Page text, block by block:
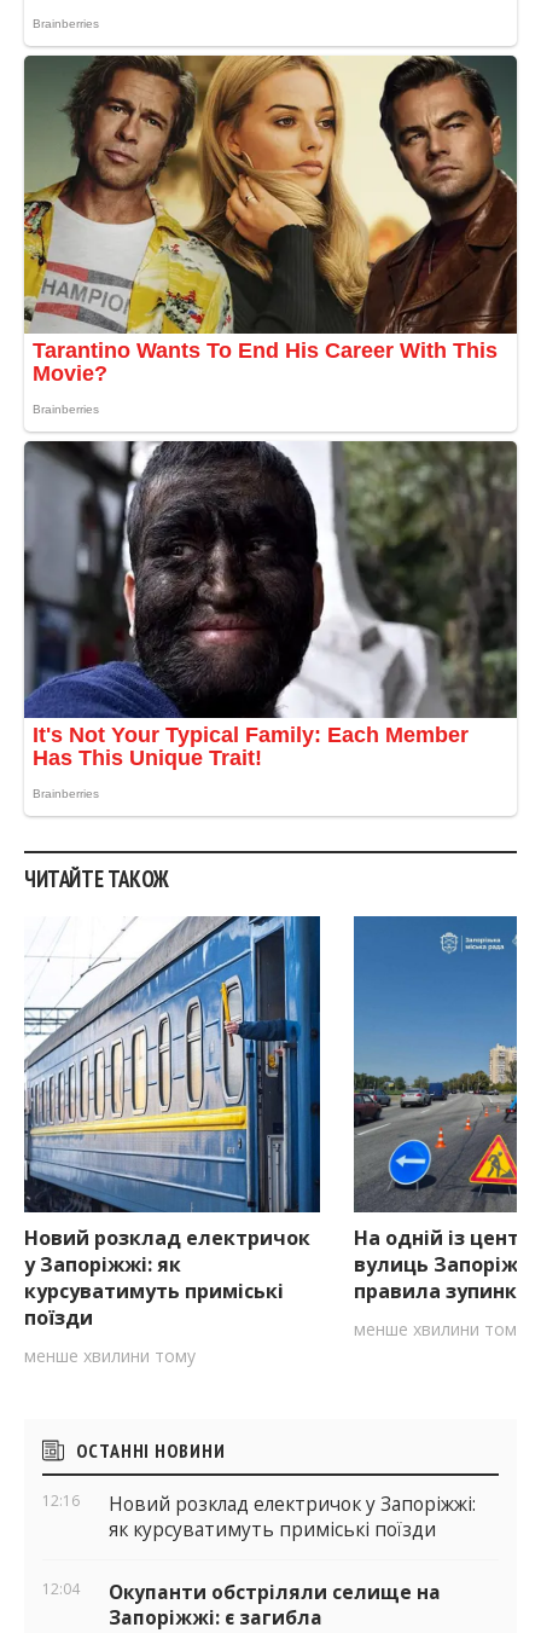
ЧИТАЙТЕ ТАКОЖ
Новий розклад електричок
у Запоріжжі: як
курсуватимуть приміські
поїзди
менше хвилини тому
На одній із
вулиць
правила зупинки
менше хвилини тому
Бічні
віджети
ОСТАННІ НОВИНИ
12:16
Новий розклад електричок у Запоріжжі:
як курсуватимуть приміські поїзди
12:04
Окупанти обстріляли селище на
Запоріжжі: є загибла